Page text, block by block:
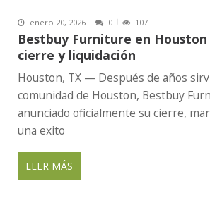
enero 20, 2026 0 107
Bestbuy Furniture en Houston
cierre y liquidación
Houston, TX — Después de años
comunidad de Houston, Bestbuy
anunciado oficialmente su cierre,
una exito
LEER MÁS